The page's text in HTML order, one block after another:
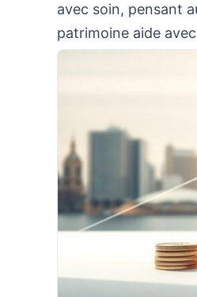
avec soin, pensant
patrimoine aide